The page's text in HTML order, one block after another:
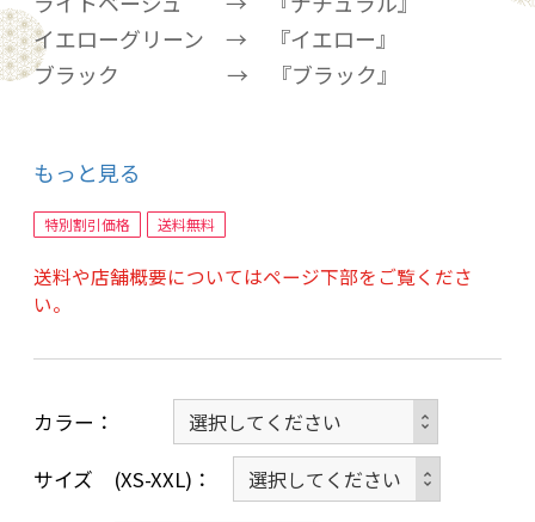
イエローグリーン → 『イエロー』
ブラック → 『ブラック』
高級なカシミヤの蛋白と、自然繊維を巧妙に組
になります。 さらに17種類の肌に良いアミノ酸
を含んでいます。
ダニ、菌に対して抗菌が強く、肌の新陳代謝を
促進して、肌荒れや 乾燥を防ぐことができる高
もっと見る
特別割引価格 送料無料
送料や店舗概要についてはページ下部をご覧くださ
い。
カラー
サイズ (XS-XXL)